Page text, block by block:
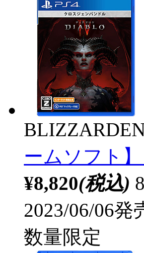
ームソフト
¥8,820(税込)
2023/06/06発
数量限定